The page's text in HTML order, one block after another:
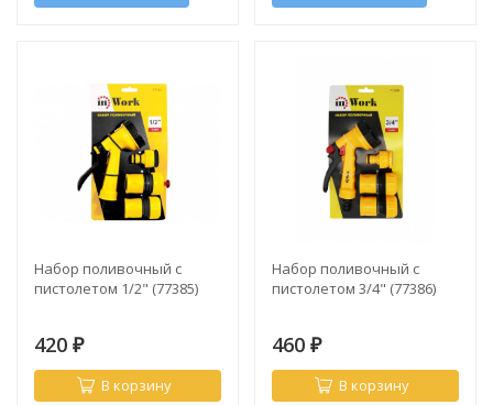
Набор поливочный с
пистолетом 1/2" (77385)
420 ₽
В корзину
Набор поливочный с
пистолетом 3/4" (77386)
460 ₽
В корзину